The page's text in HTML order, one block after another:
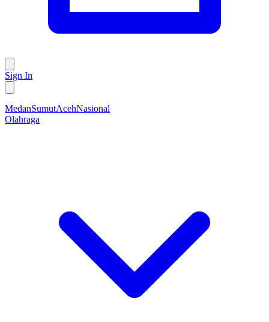
Sign In
MedanSumutAcehNasional
Olahraga